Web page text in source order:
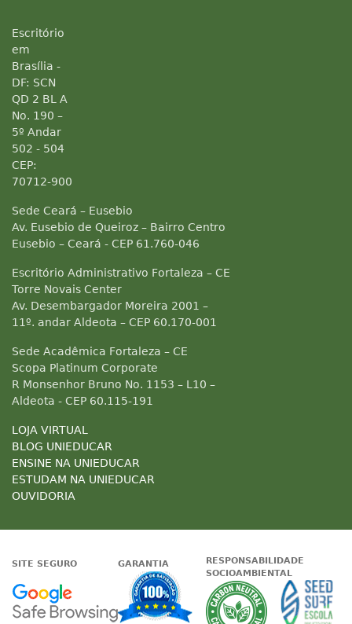
Escritório
em
Brasília -
DF: SCN
QD 2 BL A
No. 190 –
5º Andar
502 - 504
CEP:
70712-900
Sede Ceará – Eusebio
Av. Eusebio de Queiroz – Bairro Centro
Eusebio – Ceará - CEP 61.760-046
Escritório Administrativo Fortaleza – CE
Torre Novais Center
Av. Desembargador Moreira 2001 –
11º. andar Aldeota – CEP 60.170-001
Sede Acadêmica Fortaleza – CE
Scopa Platinum Corporate
R Monsenhor Bruno No. 1153 – L10 –
Aldeota - CEP 60.115-191
LOJA VIRTUAL
BLOG UNIEDUCAR
ENSINE NA UNIEDUCAR
ESTUDAM NA UNIEDUCAR
OUVIDORIA
SITE SEGURO
Google - Status do site no
GARANTIA
Garantia de
RESPONSABILIDADE
SOCIOAMBIENTAL
A